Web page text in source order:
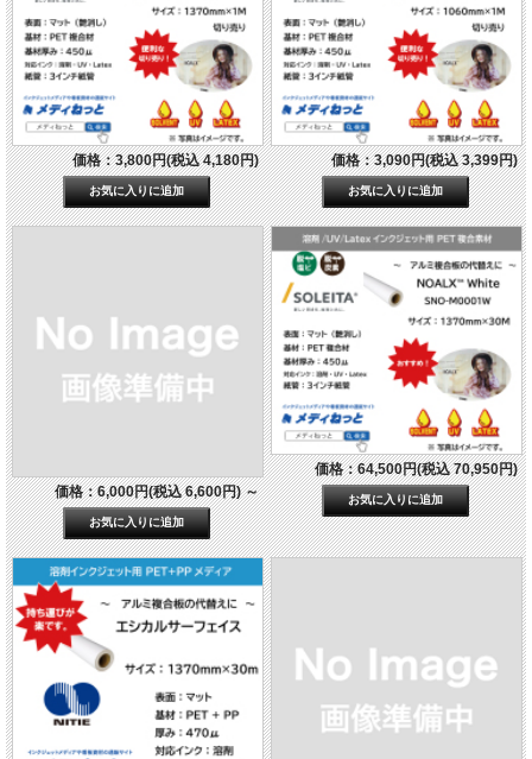
価格：3,800円(税込 4,180円) 価格：3,090円(税込 3,399円)
価格：6,000円(税込 6,600円)～
価格：64,500円(税込 70,950円)